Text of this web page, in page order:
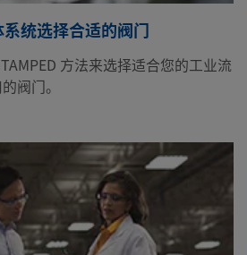
统选择合适的阀门
方法来选择适合您的工业流
阀门。